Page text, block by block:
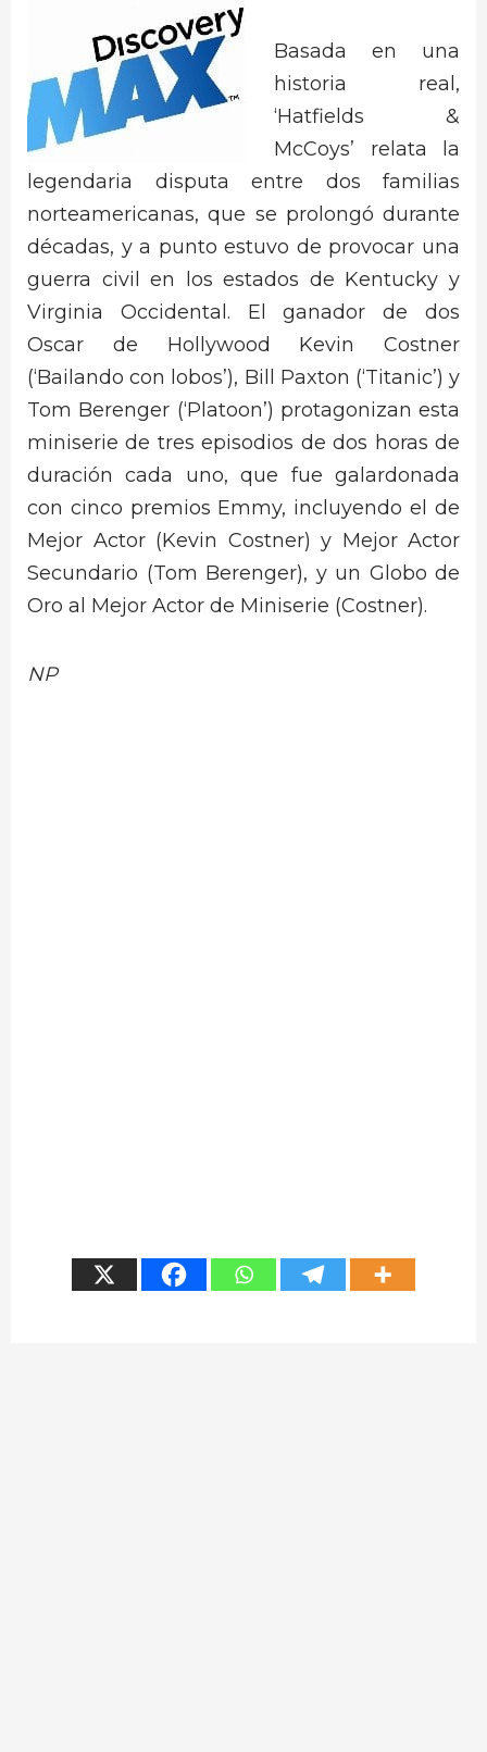
Basada en una
historia real,
‘Hatfields &
McCoys’ relata la
legendaria disputa entre dos familias
norteamericanas, que se prolongó durante
décadas, y a punto estuvo de provocar una
guerra civil en los estados de Kentucky y
Virginia Occidental. El ganador de dos
Oscar de Hollywood Kevin Costner
(‘Bailando con lobos’), Bill Paxton (‘Titanic’) y
Tom Berenger (‘Platoon’) protagonizan esta
miniserie de tres episodios de dos horas de
duración cada uno, que fue galardonada
con cinco premios Emmy, incluyendo el de
Mejor Actor (Kevin Costner) y Mejor Actor
Secundario (Tom Berenger), y un Globo de
Oro al Mejor Actor de Miniserie (Costner).
NP